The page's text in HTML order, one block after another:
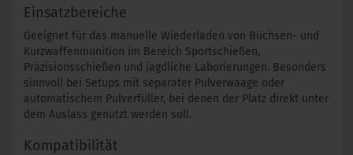
Einsatzbereiche
Geeignet für das manuelle Wiederladen von Büchsen- und
Kurzwaffenmunition im Bereich Sportschießen,
Präzisionsschießen und jagdliche Laborierungen. Besonders
sinnvoll bei Setups mit separater Pulverwaage oder
automatischem Pulverfüller, bei denen der Platz direkt unter
dem Auslass genutzt werden soll.
Kompatibilität